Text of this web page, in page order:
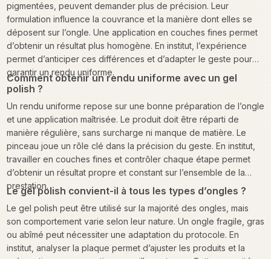
pigmentées, peuvent demander plus de précision. Leur
formulation influence la couvrance et la manière dont elles se
déposent sur l’ongle. Une application en couches fines permet
d’obtenir un résultat plus homogène. En institut, l’expérience
permet d’anticiper ces différences et d’adapter le geste pour
garantir un rendu uniforme.
Comment obtenir un rendu uniforme avec un gel
polish ?
Un rendu uniforme repose sur une bonne préparation de l’ongle
et une application maîtrisée. Le produit doit être réparti de
manière régulière, sans surcharge ni manque de matière. Le
pinceau joue un rôle clé dans la précision du geste. En institut,
travailler en couches fines et contrôler chaque étape permet
d’obtenir un résultat propre et constant sur l’ensemble de la
prestation.
Le gel polish convient-il à tous les types d’ongles ?
Le gel polish peut être utilisé sur la majorité des ongles, mais
son comportement varie selon leur nature. Un ongle fragile, gras
ou abîmé peut nécessiter une adaptation du protocole. En
institut, analyser la plaque permet d’ajuster les produits et la